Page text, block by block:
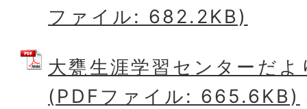
ファイル: 682.2KB)
大甕生涯学習センターだ
(PDFファイル: 665.6KB)